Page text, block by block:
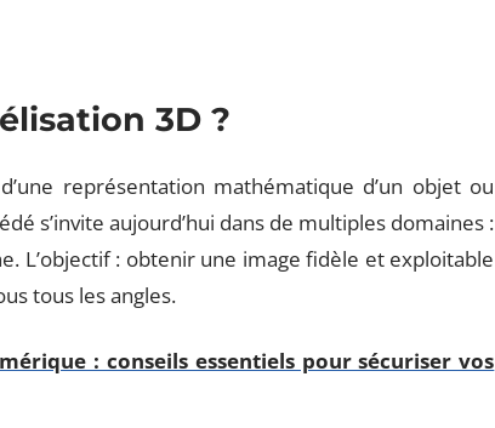
3D ?
représentation mathématique d’un objet ou
s’invite aujourd’hui dans de multiples domaines :
L’objectif : obtenir une image fidèle et exploitable
tous les angles.
: conseils essentiels pour sécuriser vos